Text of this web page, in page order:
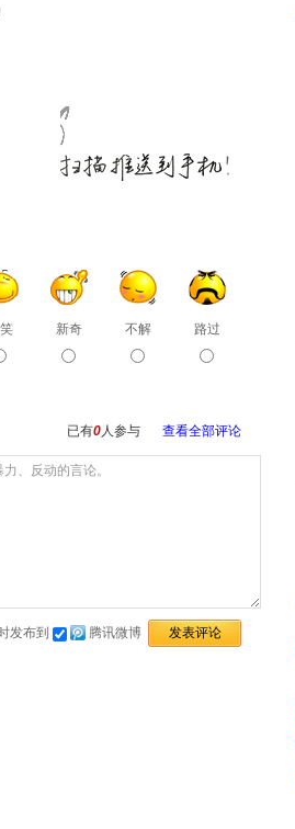
新奇 不解 路过
已有0人参与 查看全部评论
发布到 腾讯微博